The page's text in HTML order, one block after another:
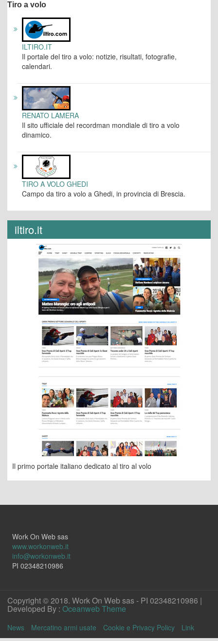
Tiro a volo
ILTIRO.IT
Il portale del tiro a volo: notizie, risultati, fotografie,
calendari.
RENATO LAMERA
Il sito ufficiale del recordman mondiale di tiro a volo
dinamico.
TIRO A VOLO GHEDI
Campo da tiro a volo a Ghedi, in provincia di Brescia.
iltiro.it
Il primo portale italiano dedicato al tiro al volo
Work On Web sas
www.workonweb.it
info@workonweb.it
PI 02348210986
Copyright © 2018. Work On Web sas - PI 02348210986 |
Developed By : Oceanweb Theme
News Mercatino armi usate Cookie e Privacy Policy Link